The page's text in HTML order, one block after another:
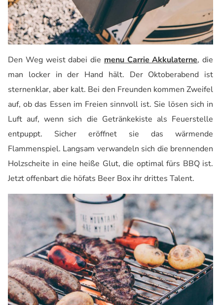
Den Weg weist dabei die menu Carrie Akkulaterne, die
man locker in der Hand hält. Der Oktoberabend ist
sternenklar, aber kalt. Bei den Freunden kommen Zweifel
auf, ob das Essen im Freien sinnvoll ist. Sie lösen sich in
Luft auf, wenn sich die Getränkekiste als Feuerstelle
entpuppt. Sicher eröffnet sie das wärmende
Flammenspiel. Langsam verwandeln sich die brennenden
Holzscheite in eine heiße Glut, die optimal fürs BBQ ist.
Jetzt offenbart die höfats Beer Box ihr drittes Talent.